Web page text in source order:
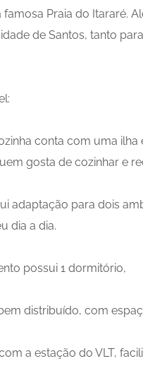
Praia do Itararé.
de Santos, tanto
conta com uma
gosta de cozinhar e
adaptação para dois
dia a dia.
possui 1 dormitório,
distribuído, com
a estação do VLT,